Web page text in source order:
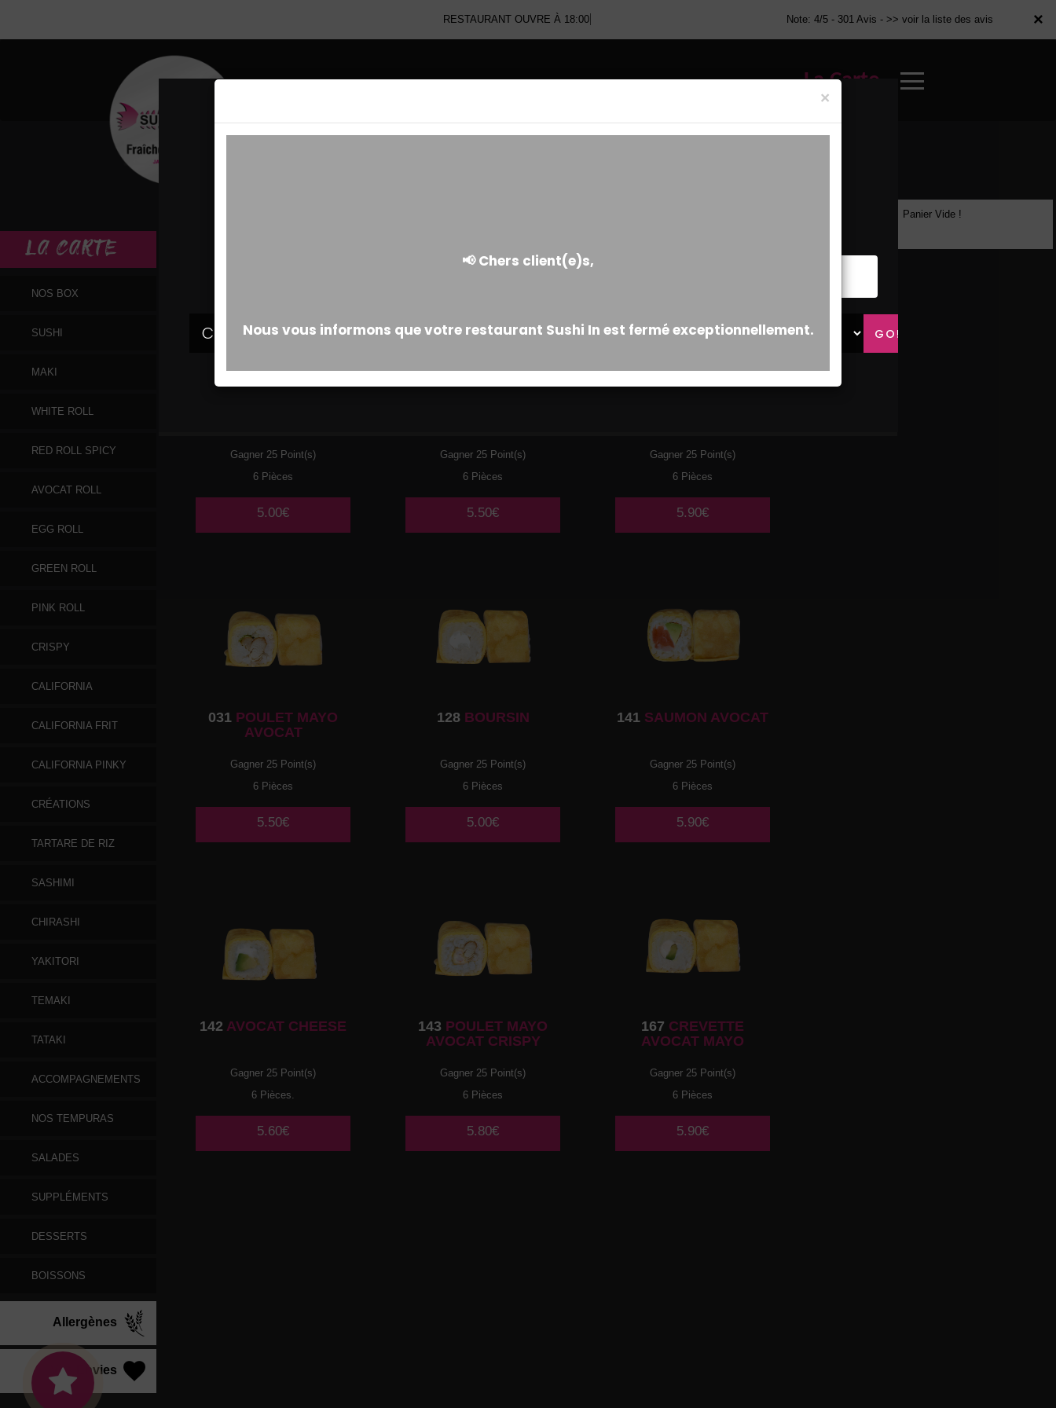
×
RESTAURANT OUVRE À 18:00 Note: 4/5 - 301 Avis - >> voir la liste des avis
La Carte
×
LA CARTE
NOS BOX
SUSHI
MAKI
WHITE ROLL
RED ROLL SPICY
AVOCAT ROLL
EGG ROLL
GREEN ROLL
PINK ROLL
CRISPY
CALIFORNIA
CALIFORNIA FRIT
CALIFORNIA PINKY
CRÉATIONS
TARTARE DE RIZ
SASHIMI
CHIRASHI
YAKITORI
TEMAKI
TATAKI
ACCOMPAGNEMENTS
NOS TEMPURAS
SALADES
SUPPLÉMENTS
DESSERTS
BOISSONS
Allergènes
Vos Envies
Gagner 25 Point(s)
6 Pièces
5.00€
Gagner 25 Point(s)
6 Pièces
5.50€
Gagner 25 Point(s)
6 Pièces
5.90€
031 POULET MAYO
AVOCAT
Gagner 25 Point(s)
6 Pièces
5.50€
128BOURSIN
Gagner 25 Point(s)
6 Pièces
5.00€
141 SAUMON AVOCAT
Gagner 25 Point(s)
6 Pièces
5.90€
142 AVOCAT CHEESE
Gagner 25 Point(s)
6 Pièces.
5.60€
143 POULET MAYO
AVOCAT CRISPY
Gagner 25 Point(s)
6 Pièces
5.80€
167 CREVETTE
AVOCAT MAYO
Gagner 25 Point(s)
6 Pièces
5.90€
Panier Vide !
×